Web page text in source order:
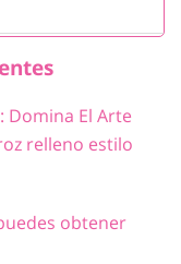
Domina El Arte
relleno estilo
obtener